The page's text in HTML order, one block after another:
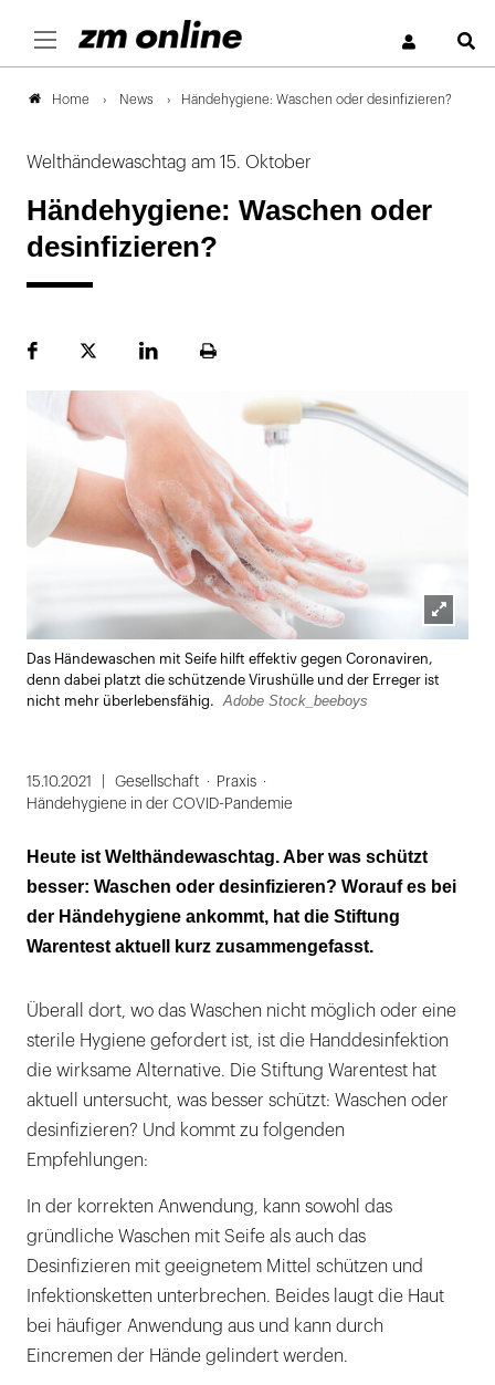
Home News Händehygiene: Waschen oder desinfizieren?
Welthändewaschtag am 15. Oktober
Händehygiene: Waschen oder
desinfizieren?
FacebookPlattformLinekdInSeite
Lightbox
öffnen
Das Händewaschen mit Seife hilft effektiv gegen Coronaviren,
denn dabei platzt die schützende Virushülle und der Erreger ist
nicht mehr überlebensfähig.
Adobe Stock_beeboys
15.10.2021 Gesellschaft
Praxis
Händehygiene in der COVID-Pandemie
Heute ist Welthändewaschtag. Aber was schützt
besser: Waschen oder desinfizieren? Worauf es bei
der Händehygiene ankommt, hat die Stiftung
Warentest aktuell kurz zusammengefasst.
Überall dort, wo das Waschen nicht möglich oder eine
sterile Hygiene gefordert ist, ist die Handdesinfektion
die wirksame Alternative. Die Stiftung Warentest hat
aktuell untersucht, was besser schützt: Waschen oder
desinfizieren? Und kommt zu folgenden
Empfehlungen:
In der korrekten Anwendung, kann sowohl das
gründliche Waschen mit Seife als auch das
Desinfizieren mit geeignetem Mittel schützen und
Infektionsketten unterbrechen. Beides laugt die Haut
bei häufiger Anwendung aus und kann durch
Eincremen der Hände gelindert werden.